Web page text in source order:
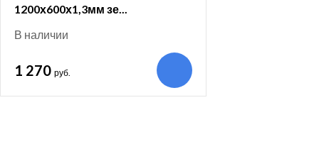
1200х600х1,3мм зе...
В наличии
1 270 руб.